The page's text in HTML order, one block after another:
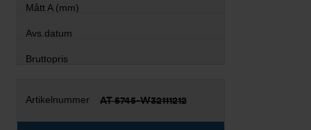
AT 5745-W32111212